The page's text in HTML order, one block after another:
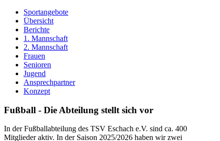
Sportangebote
Übersicht
Berichte
1. Mannschaft
2. Mannschaft
Frauen
Senioren
Jugend
Ansprechpartner
Konzept
Fußball - Die Abteilung stellt sich vor
In der Fußballabteilung des TSV Eschach e.V. sind ca. 400
Mitglieder aktiv. In der Saison 2025/2026 haben wir zwei